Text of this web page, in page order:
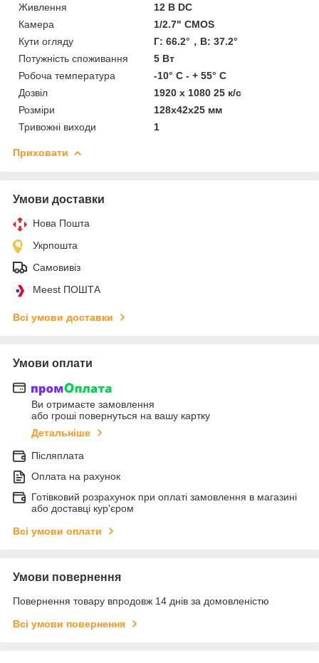
Живлення
12 В DC
Камера
1/2.7" CMOS
Кути огляду
Г: 66.2°，В: 37.2°
Потужність споживання
5 Вт
Робоча температура
-10° C - + 55° C
Дозвіл
1920 x 1080 25 к/с
Розміри
128х42х25 мм
Тривожні виходи
1
Приховати
Умови доставки
Нова Пошта
Укрпошта
Самовивіз
Meest ПОШТА
Всі умови доставки
Умови оплати
Ви отримаєте замовлення
або гроші повернуться на вашу картку
Детальніше
Післяплата
Оплата на рахунок
Готівковий розрахунок при оплаті замовлення в магазині
або доставці кур'єром
Всі умови оплати
Умови повернення
Повернення товару впродовж 14 днів за домовленістю
Всі умови повернення